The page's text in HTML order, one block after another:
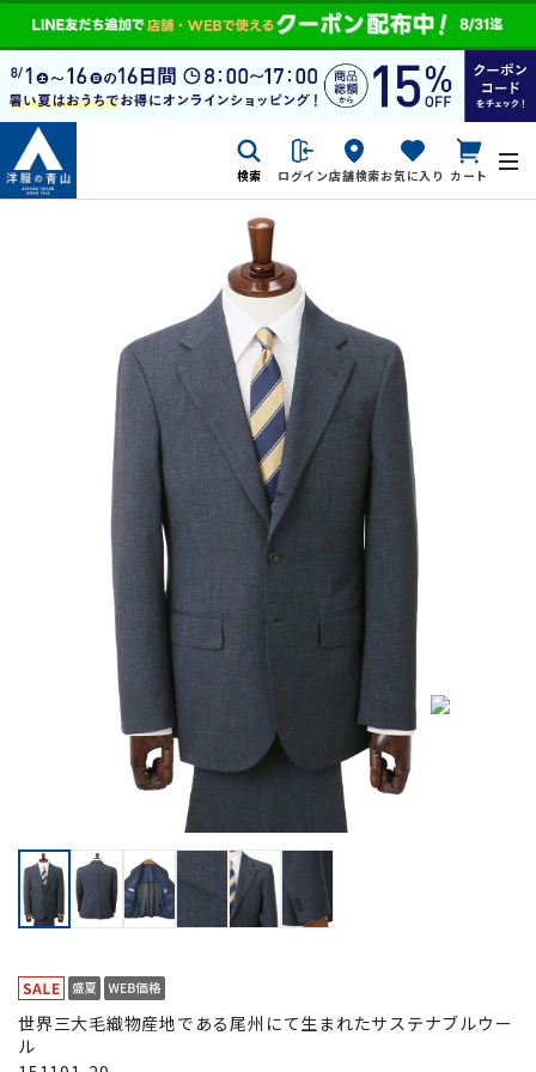
検索 ログイン店舗検索お気に入り カート
世界三大毛織物産地である尾州にて生まれたサステナブルウー
ル